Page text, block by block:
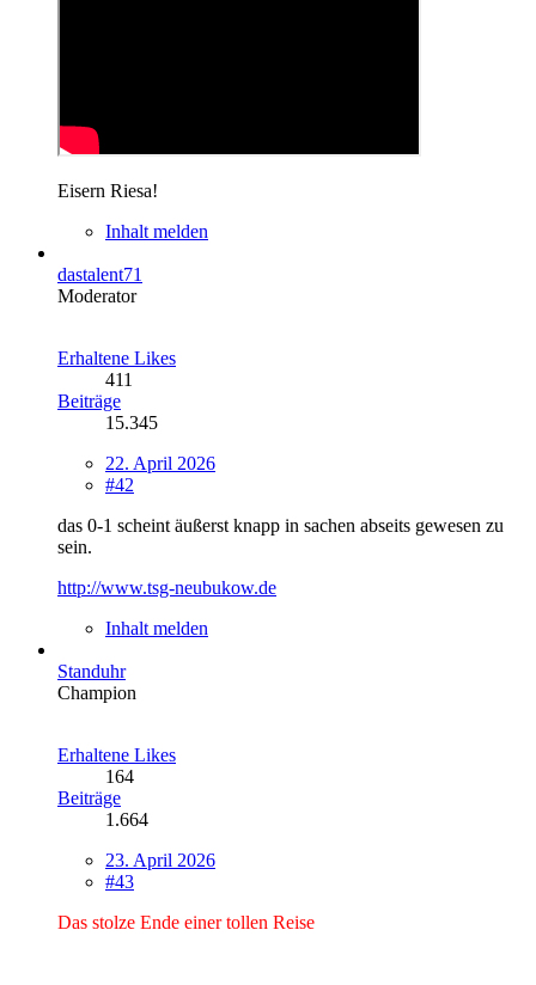
Eisern Riesa!
Inhalt melden
dastalent71
Moderator
Erhaltene Likes
411
Beiträge
15.345
22. April 2026
#42
das 0-1 scheint äußerst knapp in sachen abseits gewesen zu
sein.
http://www.tsg-neubukow.de
Inhalt melden
Standuhr
Champion
Erhaltene Likes
164
Beiträge
1.664
23. April 2026
#43
Das stolze Ende einer tollen Reise